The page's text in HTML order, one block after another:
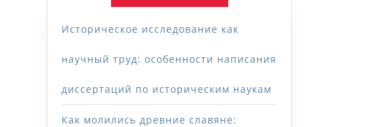
Историческое исследование как
научный труд: особенности написания
диссертаций по историческим наукам
Как молились древние славяне: